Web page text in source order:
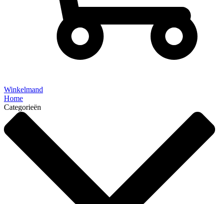
Winkelmand
Home
Categorieën